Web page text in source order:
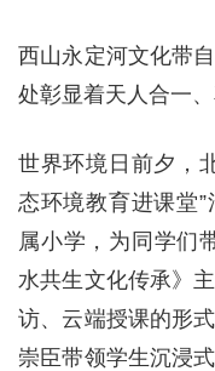
西山永定河文化带
处彰显着天人合一
世界环境日前夕，
态环境教育进课堂
属小学，为同学们
水共生文化传承》
访、云端授课的形
崇臣带领学生沉浸